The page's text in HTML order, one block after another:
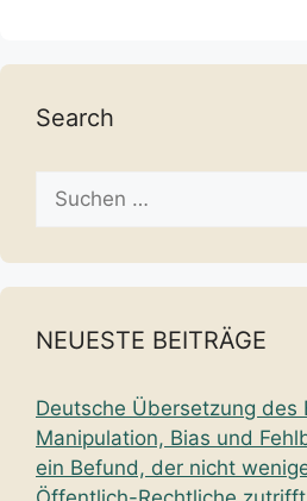
Search
Suche
nach:
NEUESTE BEITRÄGE
Deutsche Übersetzung des
Manipulation, Bias und
ein Befund, der nicht